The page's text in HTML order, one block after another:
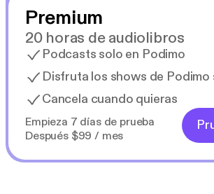
Premium
20 horas de audiolibros
Podcasts solo en Podimo
Disfruta los shows de Podimo
Cancela cuando quieras
Empieza 7 días de prueba
Después $99 / mes